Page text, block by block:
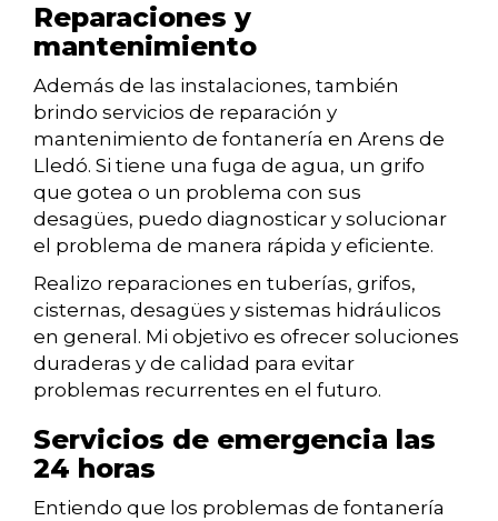
Reparaciones y
mantenimiento
Además de las instalaciones, también
brindo servicios de reparación y
mantenimiento de fontanería en Arens de
Lledó. Si tiene una fuga de agua, un grifo
que gotea o un problema con sus
desagües, puedo diagnosticar y solucionar
el problema de manera rápida y eficiente.
Realizo reparaciones en tuberías, grifos,
cisternas, desagües y sistemas hidráulicos
en general. Mi objetivo es ofrecer soluciones
duraderas y de calidad para evitar
problemas recurrentes en el futuro.
Servicios de emergencia las
24 horas
Entiendo que los problemas de fontanería